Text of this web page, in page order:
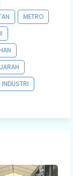
METRO